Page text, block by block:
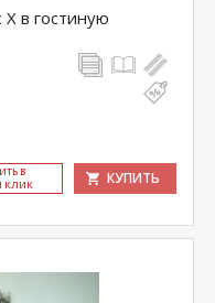
в гостиную
В
КЛИК
КУПИТЬ